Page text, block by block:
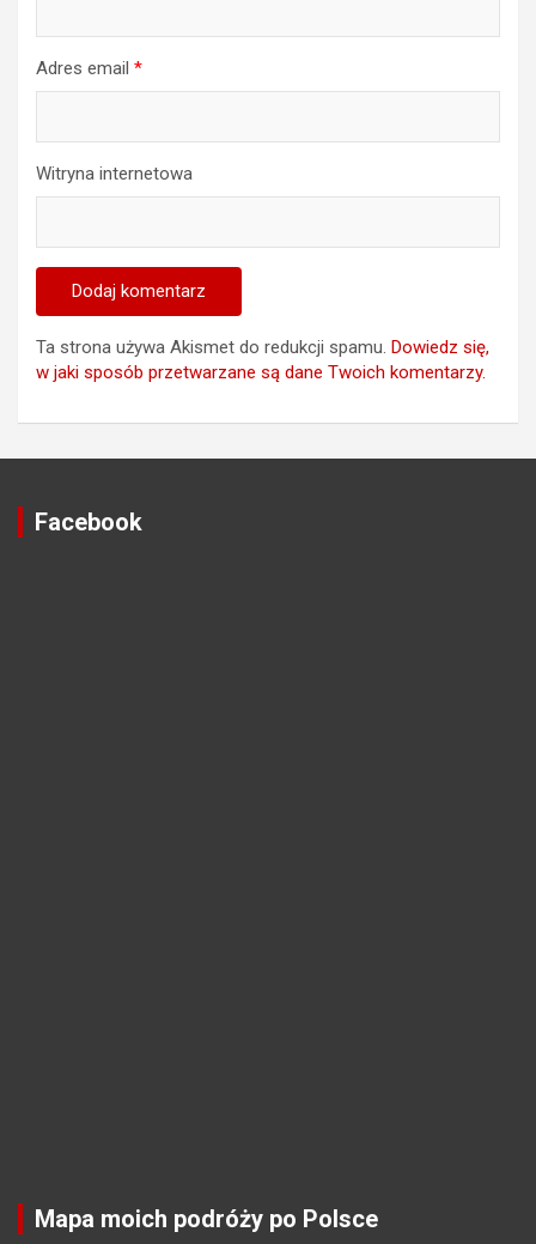
Adres email *
Witryna internetowa
Ta strona używa Akismet do redukcji spamu. Dowiedz się,
w jaki sposób przetwarzane są dane Twoich komentarzy.
Facebook
Mapa moich podróży po Polsce